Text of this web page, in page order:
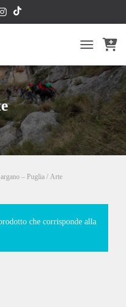
TikTok
TOGGLE
– Puglia / Arte
che corrisponde alla